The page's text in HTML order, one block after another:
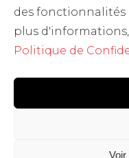
des fonctionnalités
plus
Politique de
Voir
Politique de